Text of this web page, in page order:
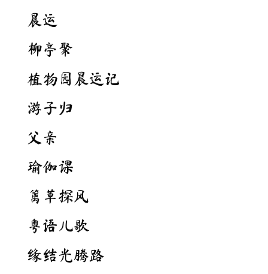
晨运
柳亭聚
植物园晨运记
游子归
父亲
瑜伽课
篱草探风
粤语儿歌
缘结光腾路